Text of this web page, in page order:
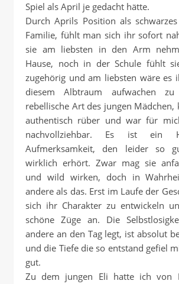
Spiel als April je gedacht hätte.
Durch Aprils Position als
Familie, fühlt man sich ihr sofort
sie am liebsten in den Arm
Hause, noch in der Schule fühlt
zugehörig und am liebsten wäre es
diesem Albtraum aufwachen
rebellische Art des jungen
authentisch rüber und war für
nachvollziehbar. Es ist ein
Aufmerksamkeit, den leider so
wirklich erhört. Zwar mag sie
und wild wirken, doch in
andere als das. Erst im Laufe der
sich ihr Charakter zu entwickeln
schöne Züge an. Die
andere an den Tag legt, ist absolut
und die Tiefe die so entstand gefiel
gut.
Zu dem jungen Eli hatte ich von